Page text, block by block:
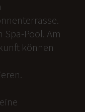
Spa-Pool. Am
können